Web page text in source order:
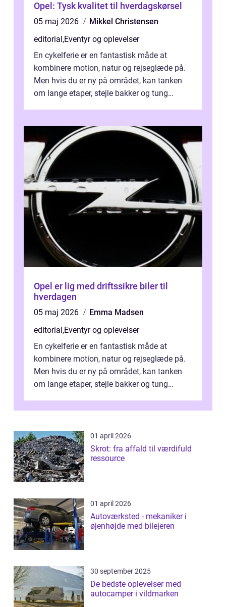
Opel: Tysk kvalitet til hverdagskørsel
05 maj 2026
Mikkel Christensen
editorial ,Eventyr og oplevelser
En cykelferie er en fantastisk måde at
kombinere motion, natur og rejseglæde på.
Men hvis du er ny på området, kan tanken
om lange etaper, stejle bakker og tung
Opel er lig med driftssikre biler til
hverdagen
05 maj 2026
Emma Madsen
editorial ,Eventyr og oplevelser
En cykelferie er en fantastisk måde at
kombinere motion, natur og rejseglæde på.
Men hvis du er ny på området, kan tanken
om lange etaper, stejle bakker og tung
01 april 2026
Skrot: fra affald til værdifuld
ressource
01 april 2026
Autoværksted - mekaniker i
øjenhøjde med bilejeren
30 september 2025
De bedste oplevelser med
autocamper i vildmarken